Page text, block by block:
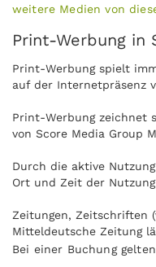
weitere Medien von
Print-Werbung in
Print-Werbung spielt
auf der Internetpräsenz
Print-Werbung zeichnet
von Score Media Group
Durch die aktive
Ort und Zeit der
Zeitungen, Zeitschriften
Mitteldeutsche Zeitung
Bei einer Buchung